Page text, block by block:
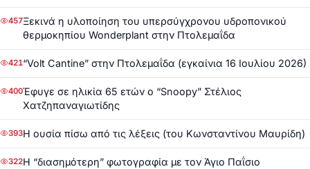
457Ξεκινά η υλοποίηση του υπερσύγχρονου υδροπονικού
θερμοκηπίου Wonderplant στην Πτολεμαΐδα
421“Volt Cantine” στην Πτολεμαΐδα (εγκαίνια 16 Ιουλίου 2026)
400Έφυγε σε ηλικία 65 ετών ο “Snoopy” Στέλιος
Χατζηπαναγιωτίδης
393Η ουσία πίσω από τις λέξεις (του Κωνσταντίνου Μαυρίδη)
322Η “διασημότερη” φωτογραφία με τον Άγιο Παΐσιο